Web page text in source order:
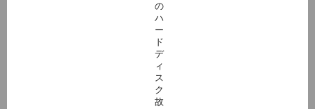
の
ハ
ー
ド
デ
ィ
ス
ク
故